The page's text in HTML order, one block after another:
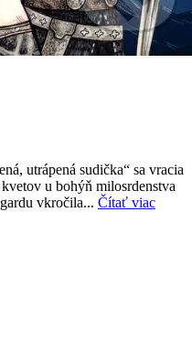
utrápená sudička“ sa vracia
u bohýň milosrdenstva
vkročila... Čítať viac